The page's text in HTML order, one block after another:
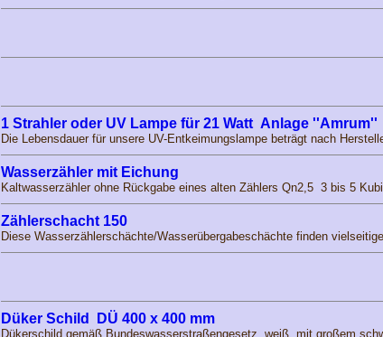
1 Strahler oder UV Lampe für 21 Watt Anlage ''Amrum''
Die Lebensdauer für unsere UV-Entkeimungslampe beträgt nach
Wasserzähler mit Eichung
Kaltwasserzähler ohne Rückgabe eines alten Zählers Qn2,5 3 bis 5
Zählerschacht 150
Diese Wasserzählerschächte/Wasserübergabeschächte finden
Düker Schild DÜ 400 x 400 mm
Dükerschild gemäß Bundeswasserstraßengesetz weiß, mit großem